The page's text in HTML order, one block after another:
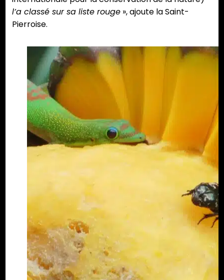
l’a classé sur sa liste rouge », ajoute la Saint-
Pierroise.